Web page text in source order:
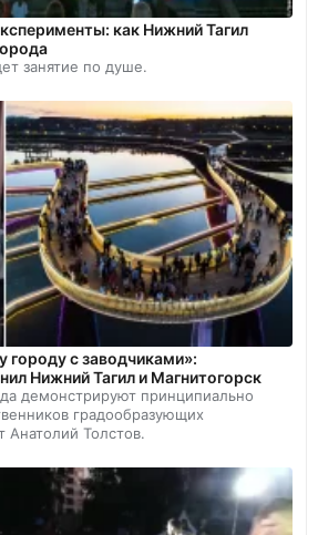
как Нижний Тагил
занятие по душе.
городу с заводчиками»:
Нижний Тагил и Магнитогорск
демонстрируют принципиально
градообразующих
Анатолий Толстов.